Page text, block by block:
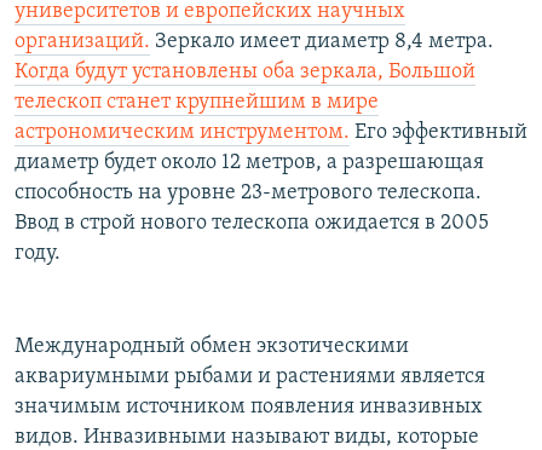
университетов и европейских научных
организаций. Зеркало имеет диаметр 8,4 метра.
Когда будут установлены оба зеркала, Большой
телескоп станет крупнейшим в мире
астрономическим инструментом. Его эффективный
диаметр будет около 12 метров, а разрешающая
способность на уровне 23-метрового телескопа.
Ввод в строй нового телескопа ожидается в 2005
году.
Международный обмен экзотическими
аквариумными рыбами и растениями является
значимым источником появления инвазивных
видов. Инвазивными называют виды, которые